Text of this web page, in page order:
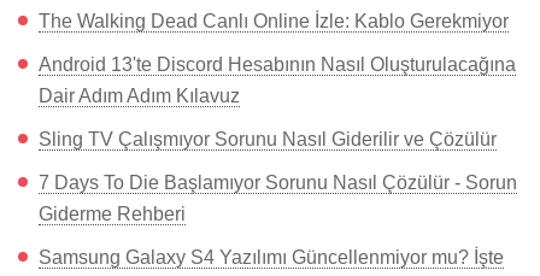
The Walking Dead Canlı Online İzle: Kablo Gerekmiyor
Android 13'te Discord Hesabının Nasıl Oluşturulacağına
Dair Adım Adım Kılavuz
Sling TV Çalışmıyor Sorunu Nasıl Giderilir ve Çözülür
7 Days To Die Başlamıyor Sorunu Nasıl Çözülür - Sorun
Giderme Rehberi
Samsung Galaxy S4 Yazılımı Güncellenmiyor mu? İşte